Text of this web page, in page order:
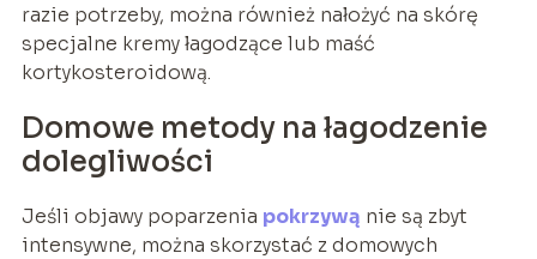
razie potrzeby, można również nałożyć na skórę
specjalne kremy łagodzące lub maść
kortykosteroidową.
Domowe metody na łagodzenie
dolegliwości
Jeśli objawy poparzenia pokrzywą nie są zbyt
intensywne, można skorzystać z domowych